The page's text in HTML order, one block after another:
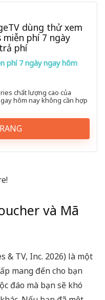
dùng thử xem
miễn phí 7 ngày
phí
phí 7 ngày ngay hôm
chất lượng cao của
hôm nay không cần hợp
và Mã
& TV, Inc. 2026) là một
mang đến cho bạn
đáo mà bạn sẽ khó